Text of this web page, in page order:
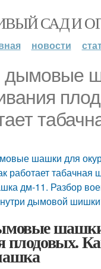
САД И
новости
дымовые
шашки для
работает табачная
дм-11. Разбор
дымовой
плодовых.